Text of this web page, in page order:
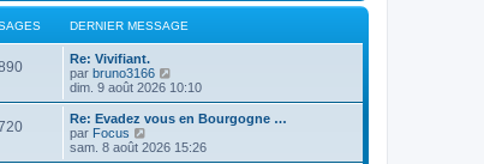
s
i
e
e
s
s
a
g
e
r
l
e
r
n
i
e
r
m
DERNIER MESSAGE
M
s
s
D
e
r
n
i
e
r
Re: Vivifiant.
par bruno3166
o
i
r
e
dim. 9 août 2026 10:10
M
D
e
r
n
Re: Evadez vous en Bourgogne …
par Focus
o
i
sam. 8 août 2026 15:26